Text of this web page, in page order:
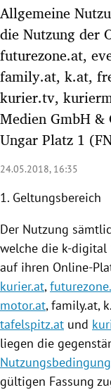
Untermenü
Untermenü
Untermenü
Untermenü
Untermenü
Untermenü
Untermenü
Untermenü
Untermenü
Untermenü
Allgemeine
die Nutzung der
futurezone.at,
family.at, k.at,
kurier.tv,
Medien GmbH &
Ungar Platz 1
24.05.2018, 16:35
1. Geltungsbereich
Der Nutzung
welche die k-digital
auf ihren Online-
kurier.at,
motor.at, family.at,
tafelspitz.at und
liegen die
gültigen Fassung